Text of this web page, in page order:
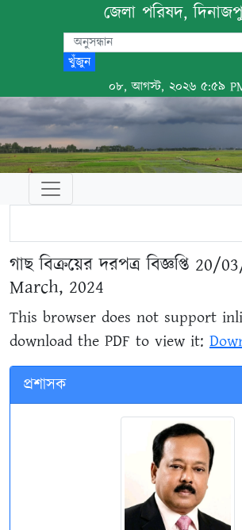
জেলা পরিষদ,
খুঁজুন
০৮, আগস্ট, ২০২৬ ৫:৫৯
গাছ বিক্রয়ের দরপত্র বিজ্ঞপ্তি 20/
March, 2024
This browser does not support
download the PDF to view it:
প্রশাসক